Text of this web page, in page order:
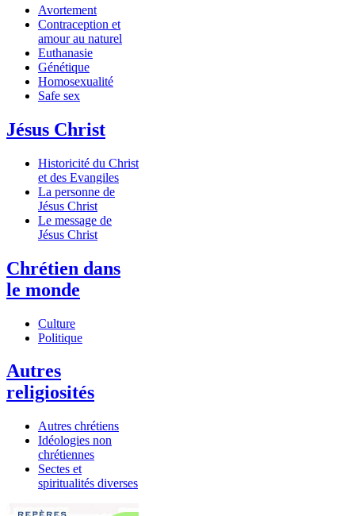
Avortement
Contraception et
amour au naturel
Euthanasie
Génétique
Homosexualité
Safe sex
Jésus Christ
Historicité du Christ
et des Evangiles
La personne de
Jésus Christ
Le message de
Jésus Christ
Chrétien dans
le monde
Culture
Politique
Autres
religiosités
Autres chrétiens
Idéologies non
chrétiennes
Sectes et
spiritualités diverses